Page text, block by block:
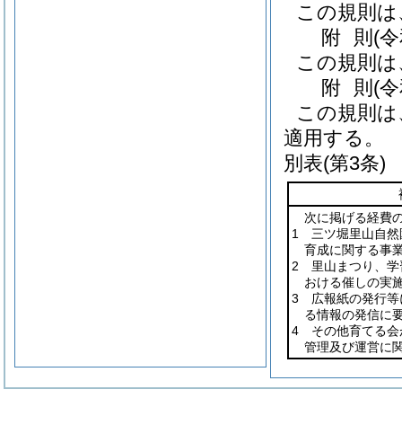
この規則
附 則 (
この規則
附 則 (
この規則
適用する。
別表(第3条)
次に掲げる経費
1 三ツ堀里山自然
育成に関する事
2 里山まつり、学
おける催しの実
3 広報紙の発行等
る情報の発信に
4 その他育てる会
管理及び運営に